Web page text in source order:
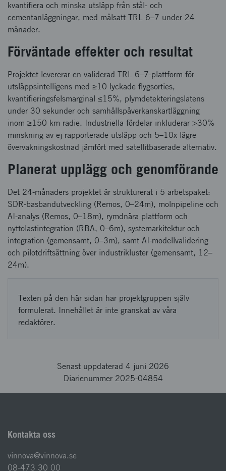
kvantifiera och minska utsläpp från stål- och
cementanläggningar, med målsatt TRL 6–7 under 24
månader.
Förväntade effekter och resultat
Projektet levererar en validerad TRL 6–7-plattform för
utsläppsintelligens med ≥10 lyckade flygsorties,
kvantifieringsfelsmarginal ≤15%, plymdetekteringslatens
under 30 sekunder och samhällspåverkanskartläggning
inom ≥150 km radie. Industriella fördelar inkluderar >30%
minskning av ej rapporterade utsläpp och 5–10x lägre
övervakningskostnad jämfört med satellitbaserade alternativ.
Planerat upplägg och genomförande
Det 24-månaders projektet är strukturerat i 5 arbetspaket:
SDR-basbandutveckling (Remos, 0–24m), molnpipeline och
AI-analys (Remos, 0–18m), rymdnära plattform och
nyttolastintegration (RBA, 0–6m), systemarkitektur och
integration (gemensamt, 0–3m), samt AI-modellvalidering
och pilotdriftsättning över industrikluster (gemensamt, 12–
24m).
Texten på den här sidan har projektgruppen själv
formulerat. Innehållet är inte granskat av våra
redaktörer.
Senast uppdaterad 4 juni 2026
Diarienummer 2025-04854
Kontakta oss
vinnova@vinnova.se
08-473 30 00